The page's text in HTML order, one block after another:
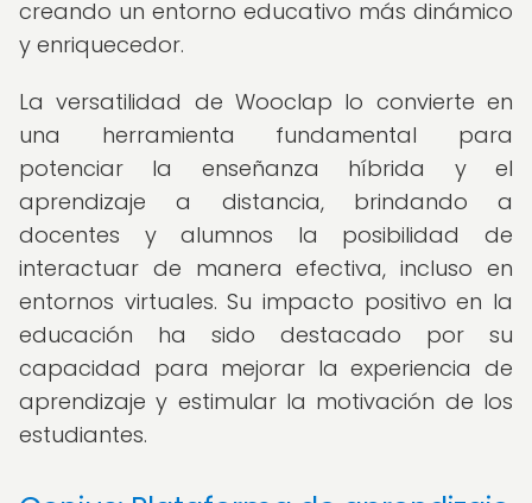
creando un entorno educativo más dinámico
y enriquecedor.
La versatilidad de Wooclap lo convierte en
una herramienta fundamental para
potenciar la enseñanza híbrida y el
aprendizaje a distancia, brindando a
docentes y alumnos la posibilidad de
interactuar de manera efectiva, incluso en
entornos virtuales. Su impacto positivo en la
educación ha sido destacado por su
capacidad para mejorar la experiencia de
aprendizaje y estimular la motivación de los
estudiantes.